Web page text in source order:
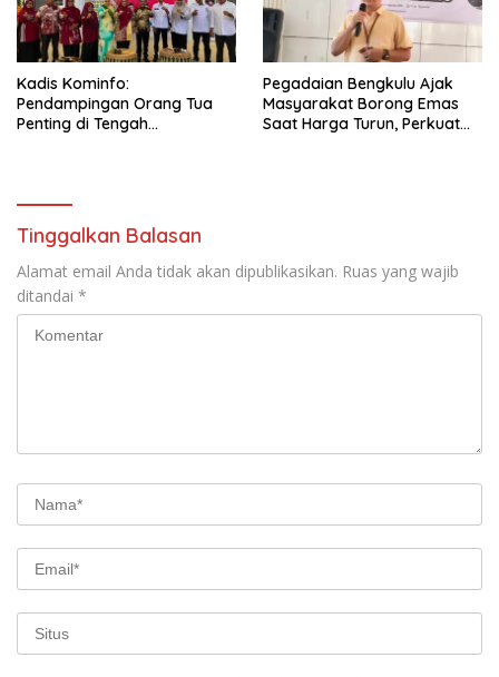
Kadis Kominfo:
Pendampingan Orang Tua
Penting di Tengah
Pegadaian Bengkulu Ajak
Masyarakat Borong Emas
Saat Harga Turun, Perkuat
Tinggalkan Balasan
Alamat email Anda tidak akan dipublikasikan. Ruas yang wajib
ditandai *